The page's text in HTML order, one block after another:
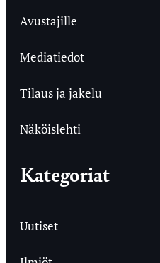
Avustajille
Mediatiedot
Tilaus ja jakelu
Näköislehti
Kategoriat
Uutiset